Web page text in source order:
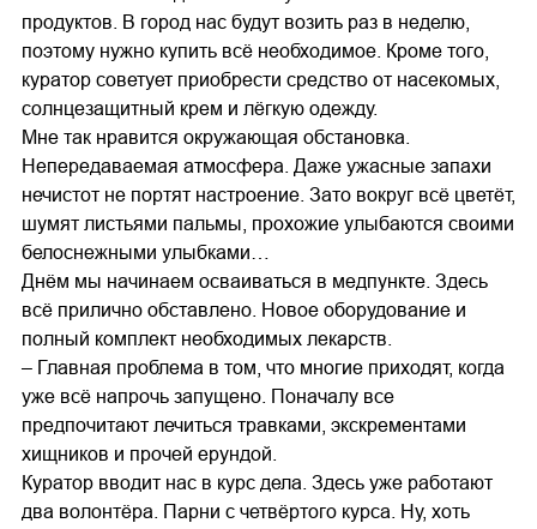
продуктов. В город нас будут возить раз в неделю,
поэтому нужно купить всё необходимое. Кроме того,
куратор советует приобрести средство от насекомых,
солнцезащитный крем и лёгкую одежду.
Мне так нравится окружающая обстановка.
Непередаваемая атмосфера. Даже ужасные запахи
нечистот не портят настроение. Зато вокруг всё цветёт,
шумят листьями пальмы, прохожие улыбаются своими
белоснежными улыбками…
Днём мы начинаем осваиваться в медпункте. Здесь
всё прилично обставлено. Новое оборудование и
полный комплект необходимых лекарств.
– Главная проблема в том, что многие приходят, когда
уже всё напрочь запущено. Поначалу все
предпочитают лечиться травками, экскрементами
хищников и прочей ерундой.
Куратор вводит нас в курс дела. Здесь уже работают
два волонтёра. Парни с четвёртого курса. Ну, хоть